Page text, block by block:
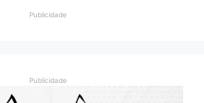
Publicidade
Publicidade